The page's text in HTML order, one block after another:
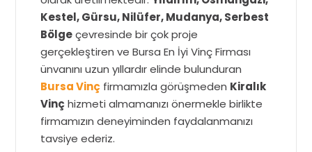
Kestel, Gürsu, Nilüfer, Mudanya, Serbest
Bölgeçevresinde bir çok proje
gerçekleştiren ve Bursa En İyi Vinç Firması
ünvanını uzun yıllardır elinde bulunduran
Bursa Vinç firmamızla görüşmeden Kiralık
Vinçhizmeti almamanızı önermekle birlikte
firmamızın deneyiminden faydalanmanızı
tavsiye ederiz.